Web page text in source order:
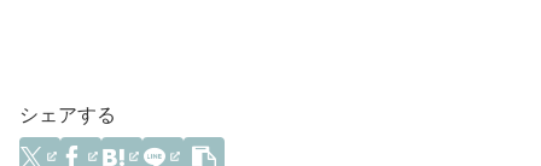
シェアする